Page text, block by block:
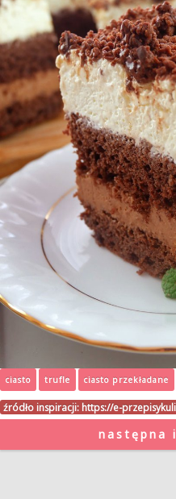
ciasto trufle ciasto przekładane
źródło inspiracji: https://e-
następna